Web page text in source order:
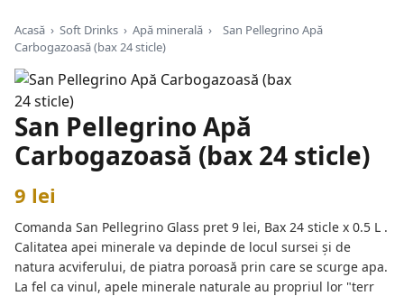
Acasă › Soft Drinks › Apă minerală ›
San Pellegrino Apă
Carbogazoasă (bax 24 sticle)
San Pellegrino Apă
Carbogazoasă (bax 24 sticle)
9 lei
Comanda San Pellegrino Glass pret 9 lei, Bax 24 sticle x 0.5 L .
Calitatea apei minerale va depinde de locul sursei și de
natura acviferului, de piatra poroasă prin care se scurge apa.
La fel ca vinul, apele minerale naturale au propriul lor "terr